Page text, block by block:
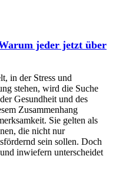
jeder jetzt über
in der Stress und
stehen, wird die Suche
Gesundheit und des
Zusammenhang
Sie gelten als
die nicht nur
sein sollen. Doch
inwiefern unterscheidet